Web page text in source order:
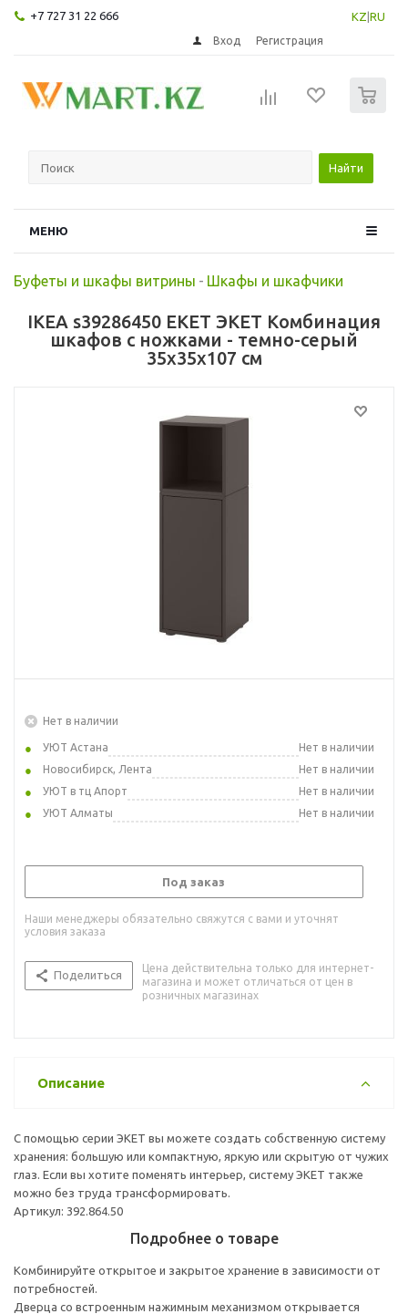
+7 727 31 22 666 KZ RU
Вход Регистрация
Найти
МЕНЮ
Буфеты и шкафы витрины - Шкафы и шкафчики
IKEA s39286450 EKET ЭКЕТ Комбинация
шкафов с ножками - темно-серый
35x35x107 см
Нет в наличии
УЮТ Астана
Нет в наличии
Новосибирск, Лента
Нет в наличии
УЮТ в тц Апорт
Нет в наличии
УЮТ Алматы
Нет в наличии
Под заказ
Наши менеджеры обязательно свяжутся с вами и уточнят
условия заказа
Поделиться
Цена действительна только для интернет-
магазина и может отличаться от цен в
розничных магазинах
Описание
С помощью серии ЭКЕТ вы можете создать собственную систему
хранения: большую или компактную, яркую или скрытую от чужих
глаз. Если вы хотите поменять интерьер, систему ЭКЕТ также
можно без труда трансформировать.
Артикул: 392.864.50
Подробнее о товаре
Комбинируйте открытое и закрытое хранение в зависимости от
потребностей.
Дверца со встроенным нажимным механизмом открывается